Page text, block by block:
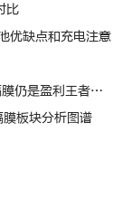
比
优缺点和充电注意
王者？| 见智研究
板块分析图谱